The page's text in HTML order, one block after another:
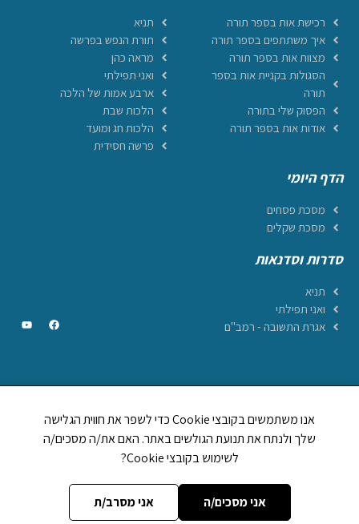
רכישת אות בספר תורה
איך משתתפים בספר תורה
מצוות אות בספר תורה
הסגולות בקניית אות בספר
תורה
הפסוק שלי בתורה
אודות אות בספר תורה
תניא
תורת הנפש בפרשה
מראה כהן
ואני תפילתי
ארבע אמות של הלכה
הלכות שבת
הלכות חג ומועד
פרשה חסידית
הדף היומי
מסכת פסחים
מסכת שקלים
סדרות וסדנאות
תניא
ואני תפילתי
אגרת התשובה - רמב"ם
תהילים ביחד
מה מברכים על לוח וזמני היום
אנו משתמשים בקובצי Cookie כדי לשפר את חווית הגלישה
שלך ולנתח את תנועת הגולשים באתר. האם את/ה מסכים/ה
לשימוש בקובצי Cookie?
אני מסכים/ה אני מסרב/ת